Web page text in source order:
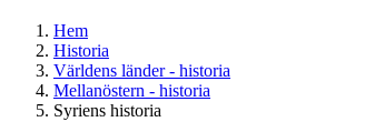
Hem
Historia
Världens länder - historia
Mellanöstern - historia
Syriens historia